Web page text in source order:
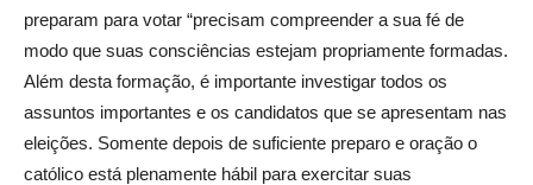
preparam para votar “precisam compreender a sua fé de
modo que suas consciências estejam propriamente formadas.
Além desta formação, é importante investigar todos os
assuntos importantes e os candidatos que se apresentam nas
eleições. Somente depois de suficiente preparo e oração o
católico está plenamente hábil para exercitar suas